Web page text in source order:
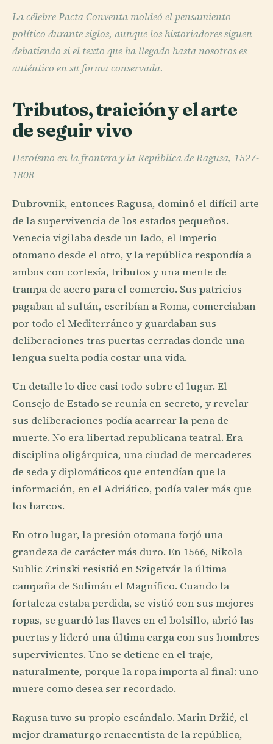
La célebre Pacta Conventa moldeó el pensamiento
político durante siglos, aunque los historiadores siguen
debatiendo si el texto que ha llegado hasta nosotros es
auténtico en su forma conservada.
Tributos, traición y el arte
de seguir vivo
Heroísmo en la frontera y la República de Ragusa, 1527-
1808
Dubrovnik, entonces Ragusa, dominó el difícil arte
de la supervivencia de los estados pequeños.
Venecia vigilaba desde un lado, el Imperio
otomano desde el otro, y la república respondía a
ambos con cortesía, tributos y una mente de
trampa de acero para el comercio. Sus patricios
pagaban al sultán, escribían a Roma, comerciaban
por todo el Mediterráneo y guardaban sus
deliberaciones tras puertas cerradas donde una
lengua suelta podía costar una vida.
Un detalle lo dice casi todo sobre el lugar. El
Consejo de Estado se reunía en secreto, y revelar
sus deliberaciones podía acarrear la pena de
muerte. No era libertad republicana teatral. Era
disciplina oligárquica, una ciudad de mercaderes
de seda y diplomáticos que entendían que la
información, en el Adriático, podía valer más que
los barcos.
En otro lugar, la presión otomana forjó una
grandeza de carácter más duro. En 1566, Nikola
Sublic Zrinski resistió en Szigetvár la última
campaña de Solimán el Magnífico. Cuando la
fortaleza estaba perdida, se vistió con sus mejores
ropas, se guardó las llaves en el bolsillo, abrió las
puertas y lideró una última carga con sus hombres
supervivientes. Uno se detiene en el traje,
naturalmente, porque la ropa importa al final: uno
muere como desea ser recordado.
Ragusa tuvo su propio escándalo. Marin Držić, el
mejor dramaturgo renacentista de la república,